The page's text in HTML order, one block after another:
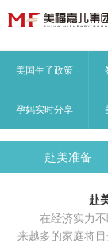
美国生子政策
孕妈实时分享
赴美准备
赴
在经济实力
来越多的家庭将